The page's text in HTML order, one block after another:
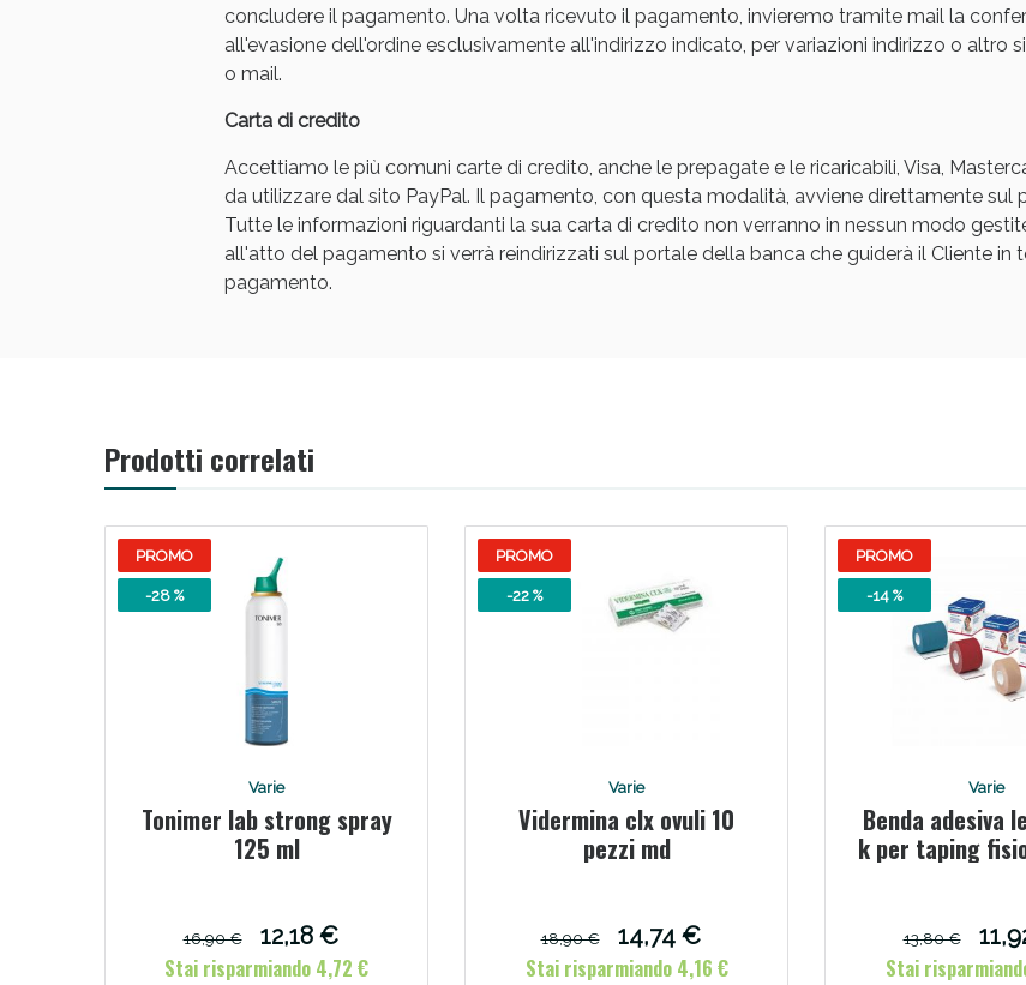
concludere il pagamento. Una volta ricevuto il pagamento, invieremo tramite mail la
all'evasione dell'ordine esclusivamente all'indirizzo indicato, per variazioni indirizzo o altro
o mail.
Carta di credito
Accettiamo le più comuni carte di credito, anche le prepagate e le ricaricabili, Visa,
da utilizzare dal sito PayPal. Il pagamento, con questa modalità, avviene direttamente sul
Tutte le informazioni riguardanti la sua carta di credito non verranno in nessun modo
all'atto del pagamento si verrà reindirizzati sul portale della banca che guiderà il Cliente in
pagamento.
Prodotti correlati
PROMO
-28 %
Varie
Tonimer lab strong spray
125 ml
16,90 €
12,18 €
Stai risparmiando 4,72 €
PROMO
-22 %
Varie
Vidermina clx ovuli 10
pezzi md
18,90 €
14,74 €
Stai risparmiando 4,16 €
PROMO
-14 %
Varie
Benda adesiva
k per taping
in
13,80 €
Stai
Sconto fino al 55% disponibile oggi!